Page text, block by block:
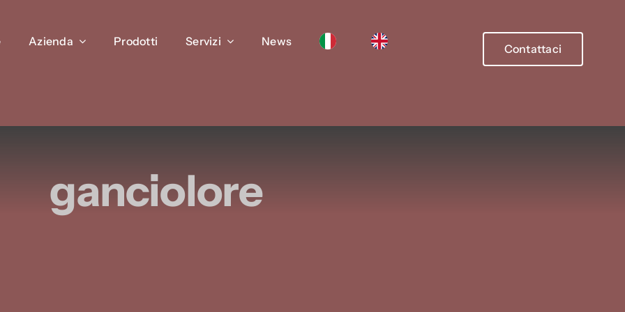
Azienda Prodotti Servizi News
Contattaci
Azienda Prodotti Servizi News
Contattaci
ganciolore